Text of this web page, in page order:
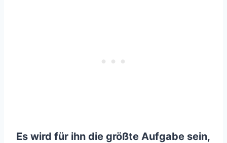
Es wird für ihn die größte Aufgabe sein,